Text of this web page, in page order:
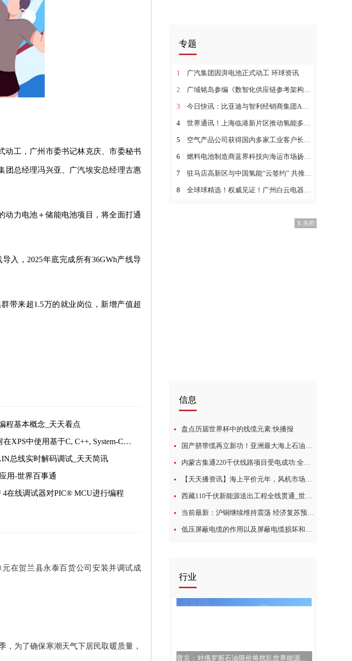
动工，广州市委书记林克庆、市委秘书
团总经理冯兴亚、广汽埃安总经理古惠
动力电池＋储能电池项目，将全面打通
入，2025年底完成所有36GWh产线导
带来超1.5万的就业岗位，新增产值超
程基本概念_天天看点
Vivado教程：如何在XPS中使用基于C, C++, System-C 的Pcores IP:当前快播
总线实时解码调试_天天简讯
用-世界百事通
在线调试器对PIC® MCU进行编程
在贺兰县永泰百货公司安装并调试成
为了确保寒潮天气下居民取暖质量，
专题
1 广汽集团因湃电池正式动工 环球资讯
2 广域铭岛参编《数智化供应链参考架构》标准正式发布_每日精选
3 今日快讯：比亚迪与智利经销商集团ASTARA达成战略合作并携汉唐车型亮相
4 世界通讯！上海临港新片区推动氢能多元化应用 氢储能将是探索重点
5 空气产品公司获得国内多家工业客户长期液氢供应合同|每日快看
6 燃料电池制造商蓝界科技向海运市场扬帆起航
7 驻马店高新区与中国氢能“云签约” 共推氢能产业发展
8 全球球精选！权威见证！广州白云电器设备通过Intertek ASTA目击试验
X 关闭
信息
盘点历届世界杯中的线缆元素:快播报
国产脐带缆再立新功！亚洲最大海上石油生产平台建成投用
内蒙古集通220千伏线路项目受电成功:全球即时
【天天播资讯】海上平价元年，风机市场重新洗牌
西藏110千伏新能源送出工程全线贯通_世界独家
当前最新：沪铜继续维持震荡 经济复苏预期料持续支撑
低压屏蔽电缆的作用以及屏蔽电缆损坏和预防方法-全球讯息
行业
普京：对俄罗斯石油限价将扰乱世界能源市场 天天时讯